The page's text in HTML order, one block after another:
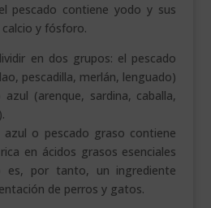
pescado contiene yodo y sus
y fósforo.
en dos grupos: el pescado
pescadilla, merlán, lenguado)
(arenque, sardina, caballa,
azul o pescado graso contiene
en ácidos grasos esenciales
es, por tanto, un ingrediente
de perros y gatos.